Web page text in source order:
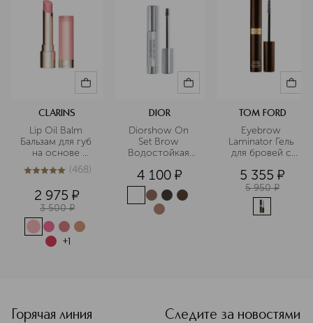
CLARINS
Lip Oil Balm
Бальзам для губ
на основе
масел
4.9из5468 (468)
2 975 ¤
3 500 ¤
+1
DIOR
Diorshow On
Set Brow
Водостойкая
бровей,
придающая
объем
4 100 ¤
TOM FORD
Eyebrow
Laminator Гель
для бровей с
ламинирования
5 355 ¤
5 950 ¤
Горячая линия
Следите за новостями